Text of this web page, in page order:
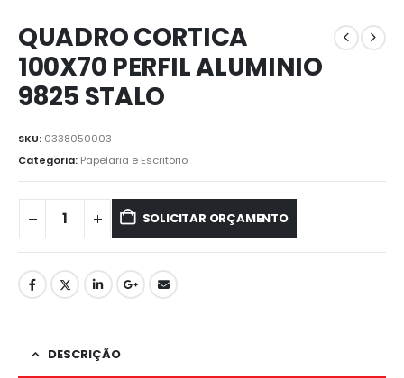
QUADRO CORTICA
100X70 PERFIL ALUMINIO
9825 STALO
SKU: 0338050003
Categoria: Papelaria e Escritório
SOLICITAR ORÇAMENTO
DESCRIÇÃO